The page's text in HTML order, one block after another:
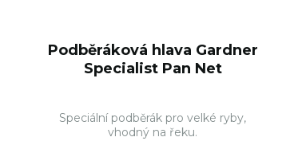
Podběráková hlava Gardner
Specialist Pan Net
Speciální podběrák pro velké ryby,
vhodný na řeku.